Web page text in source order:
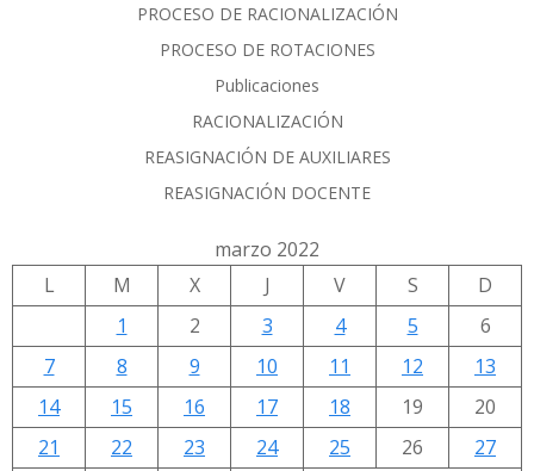
PROCESO DE RACIONALIZACIÓN
PROCESO DE ROTACIONES
Publicaciones
RACIONALIZACIÓN
REASIGNACIÓN DE AUXILIARES
REASIGNACIÓN DOCENTE
marzo 2022
L
M X J V S
D
1
2 3 4 5
6
7
8 9 10 11 12
13
14
15 16 17 18 19
20
21
22 23 24 25 26 27